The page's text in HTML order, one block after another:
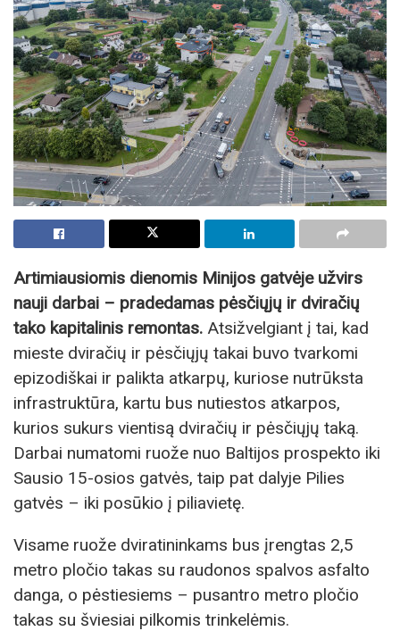
Artimiausiomis dienomis Minijos gatvėje užvirs
nauji darbai – pradedamas pėsčiųjų ir dviračių
tako kapitalinis remontas. Atsižvelgiant į tai, kad
mieste dviračių ir pėsčiųjų takai buvo tvarkomi
epizodiškai ir palikta atkarpų, kuriose nutrūksta
infrastruktūra, kartu bus nutiestos atkarpos,
kurios sukurs vientisą dviračių ir pėsčiųjų taką.
Darbai numatomi ruože nuo Baltijos prospekto iki
Sausio 15-osios gatvės, taip pat dalyje Pilies
gatvės – iki posūkio į piliavietę.
Visame ruože dviratininkams bus įrengtas 2,5
metro pločio takas su raudonos spalvos asfalto
danga, o pėstiesiems – pusantro metro pločio
takas su šviesiai pilkomis trinkelėmis.